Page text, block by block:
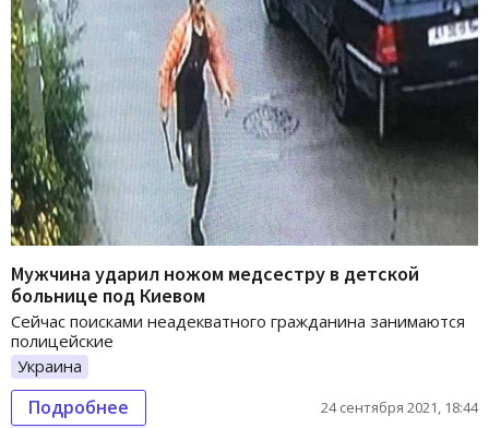
Мужчина ударил ножом медсестру в детской
больнице под Киевом
Сейчас поисками неадекватного гражданина занимаются
полицейские
Украина
Подробнее 24 сентября 2021, 18:44